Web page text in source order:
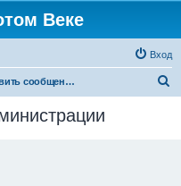
Веке
Вход
Отправить сообщение администрации